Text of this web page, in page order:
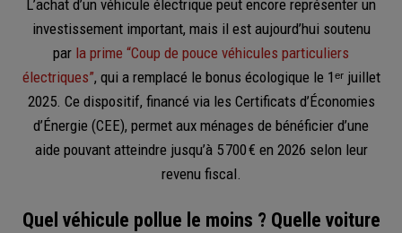
L’achat d’un véhicule électrique peut encore représenter un
investissement important, mais il est aujourd’hui soutenu
par la prime “Coup de pouce véhicules particuliers
électriques”, qui a remplacé le bonus écologique le 1ᵉʳ juillet
2025. Ce dispositif, financé via les Certificats d’Économies
d’Énergie (CEE), permet aux ménages de bénéficier d’une
aide pouvant atteindre jusqu’à 5 700 € en 2026 selon leur
revenu fiscal.
Quel véhicule pollue le moins ? Quelle voiture